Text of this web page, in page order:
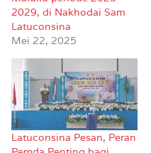
2029, di Nakhodai Sam
Latuconsina
Mei 22, 2025
Latuconsina Pesan, Peran